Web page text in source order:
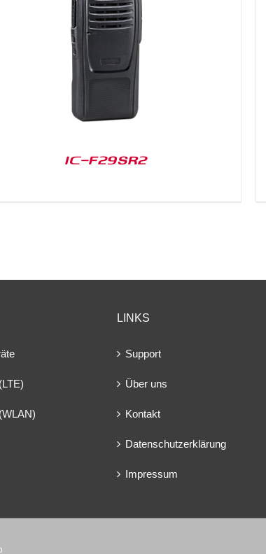
IC-F29SR2
DETAILS
LINKS
Support
Über uns
Kontakt
Datenschutzerklärung
Impressum